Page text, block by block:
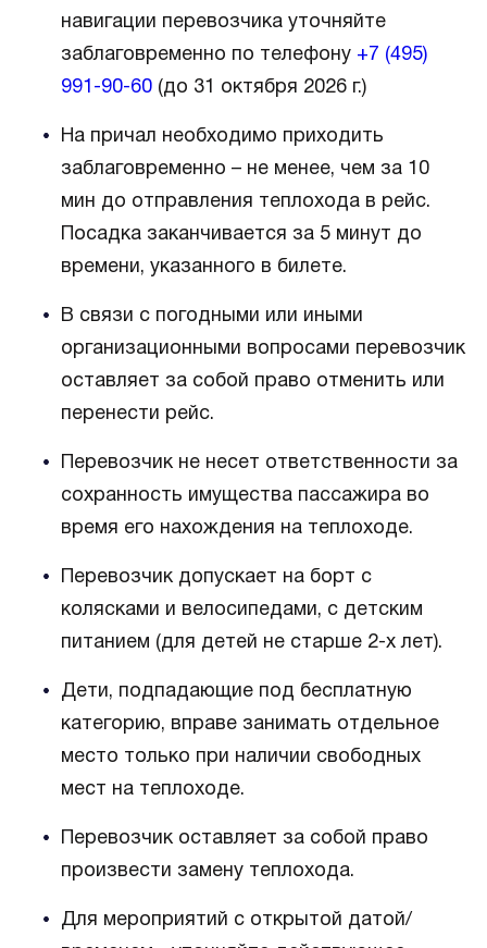
навигации перевозчика уточняйте
заблаговременно по телефону +7 (495)
991-90-60(до 31 октября 2026 г.)
На причал необходимо приходить
заблаговременно – не менее, чем за 10
мин до отправления теплохода в рейс.
Посадка заканчивается за 5 минут до
времени, указанного в билете.
В связи с погодными или иными
организационными вопросами перевозчик
оставляет за собой право отменить или
перенести рейс.
Перевозчик не несет ответственности за
сохранность имущества пассажира во
время его нахождения на теплоходе.
Перевозчик допускает на борт с
колясками и велосипедами, с детским
питанием (для детей не старше 2-х лет).
Дети, подпадающие под бесплатную
категорию, вправе занимать отдельное
место только при наличии свободных
мест на теплоходе.
Перевозчик оставляет за собой право
произвести замену теплохода.
Для мероприятий с открытой датой/